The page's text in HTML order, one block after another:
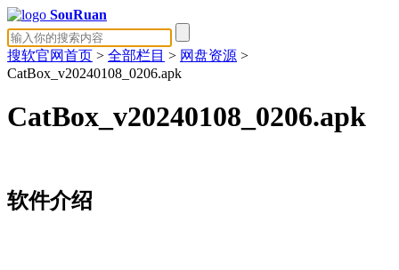
SouRuan
搜软官网首页 > 全部栏目 > 网盘资源 >
CatBox_v20240108_0206.apk
CatBox_v20240108_0206.apk
软件介绍